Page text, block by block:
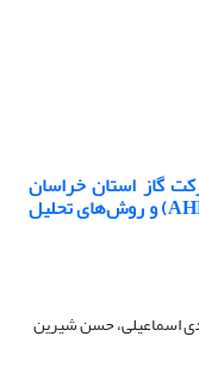
گاز استان خراسان
جنوبی با استفاده از تحلیل سلسه‌مراتبی (AHP) و روش‌های تحلیل
اسماعیلی، حسن شیرین